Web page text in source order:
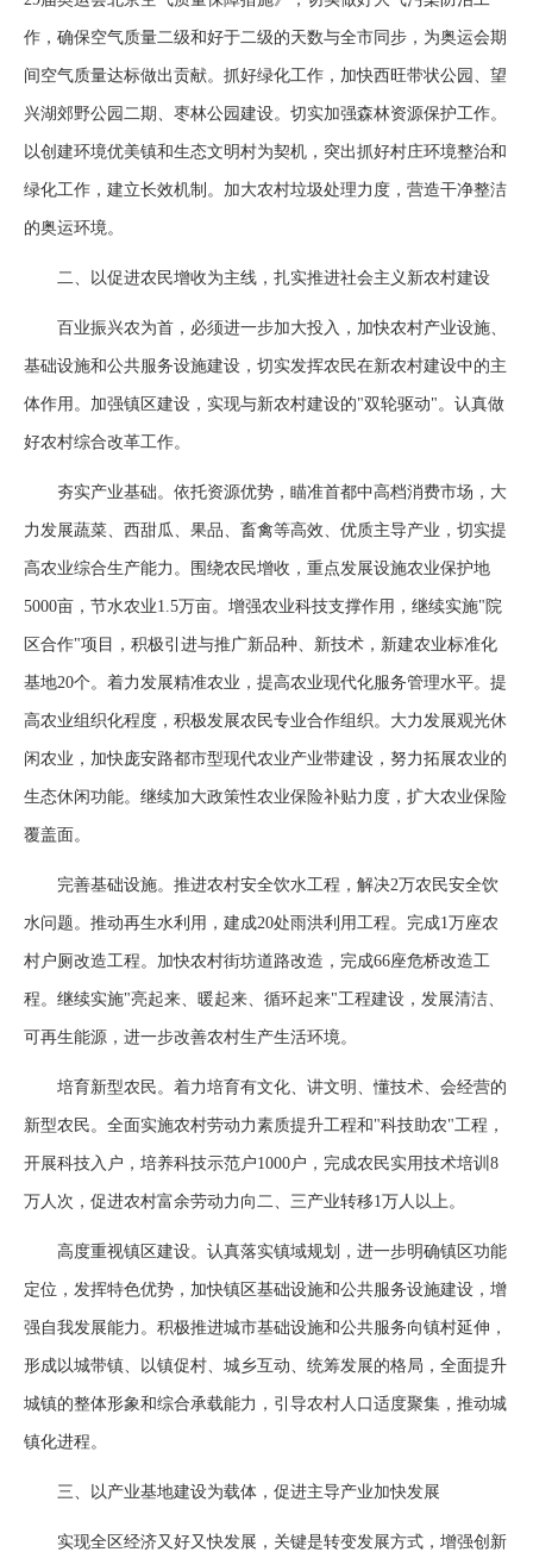
作，确保空气质量二级和好于二级的天数与全市同步，为奥运会期
间空气质量达标做出贡献。抓好绿化工作，加快西旺带状公园、望
兴湖郊野公园二期、枣林公园建设。切实加强森林资源保护工作。
以创建环境优美镇和生态文明村为契机，突出抓好村庄环境整治和
绿化工作，建立长效机制。加大农村垃圾处理力度，营造干净整洁
的奥运环境。
二、以促进农民增收为主线，扎实推进社会主义新农村建设
百业振兴农为首，必须进一步加大投入，加快农村产业设施、
基础设施和公共服务设施建设，切实发挥农民在新农村建设中的主
体作用。加强镇区建设，实现与新农村建设的"双轮驱动"。认真做
好农村综合改革工作。
夯实产业基础。依托资源优势，瞄准首都中高档消费市场，大
力发展蔬菜、西甜瓜、果品、畜禽等高效、优质主导产业，切实提
高农业综合生产能力。围绕农民增收，重点发展设施农业保护地
5000亩，节水农业1.5万亩。增强农业科技支撑作用，继续实施"院
区合作"项目，积极引进与推广新品种、新技术，新建农业标准化
基地20个。着力发展精准农业，提高农业现代化服务管理水平。提
高农业组织化程度，积极发展农民专业合作组织。大力发展观光休
闲农业，加快庞安路都市型现代农业产业带建设，努力拓展农业的
生态休闲功能。继续加大政策性农业保险补贴力度，扩大农业保险
覆盖面。
完善基础设施。推进农村安全饮水工程，解决2万农民安全饮
水问题。推动再生水利用，建成20处雨洪利用工程。完成1万座农
村户厕改造工程。加快农村街坊道路改造，完成66座危桥改造工
程。继续实施"亮起来、暖起来、循环起来"工程建设，发展清洁、
可再生能源，进一步改善农村生产生活环境。
培育新型农民。着力培育有文化、讲文明、懂技术、会经营的
新型农民。全面实施农村劳动力素质提升工程和"科技助农"工程，
开展科技入户，培养科技示范户1000户，完成农民实用技术培训8
万人次，促进农村富余劳动力向二、三产业转移1万人以上。
高度重视镇区建设。认真落实镇域规划，进一步明确镇区功能
定位，发挥特色优势，加快镇区基础设施和公共服务设施建设，增
强自我发展能力。积极推进城市基础设施和公共服务向镇村延伸，
形成以城带镇、以镇促村、城乡互动、统筹发展的格局，全面提升
城镇的整体形象和综合承载能力，引导农村人口适度聚集，推动城
镇化进程。
三、以产业基地建设为载体，促进主导产业加快发展
实现全区经济又好又快发展，关键是转变发展方式，增强创新